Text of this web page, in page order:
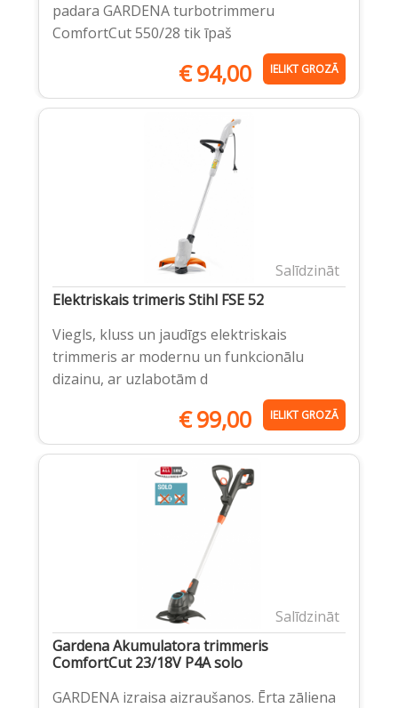
padara GARDENA turbotrimmeru
ComfortCut 550/28 tik īpaš
€94,00 IELIKT GROZĀ
Salīdzināt
Elektriskais trimeris Stihl FSE 52
Viegls, kluss un jaudīgs elektriskais
trimmeris ar modernu un funkcionālu
dizainu, ar uzlabotām d
€99,00 IELIKT GROZĀ
Salīdzināt
Gardena Akumulatora trimmeris
ComfortCut 23/18V P4A solo
GARDENA izraisa aizraušanos. Ērta zāliena